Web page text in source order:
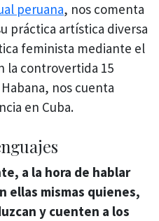
peruana, nos comenta
práctica artística diversa
feminista mediante el
la controvertida 15
nos cuenta
en Cuba.
a la hora de hablar
ellas mismas quienes,
y cuenten a los